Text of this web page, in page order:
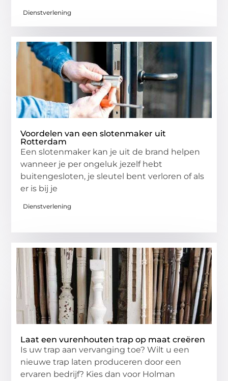
Dienstverlening
Voordelen van een slotenmaker uit
Rotterdam
Een slotenmaker kan je uit de brand helpen
wanneer je per ongeluk jezelf hebt
buitengesloten, je sleutel bent verloren of als
er is bij je
Dienstverlening
Laat een vurenhouten trap op maat creëren
Is uw trap aan vervanging toe? Wilt u een
nieuwe trap laten produceren door een
ervaren bedrijf? Kies dan voor Holman